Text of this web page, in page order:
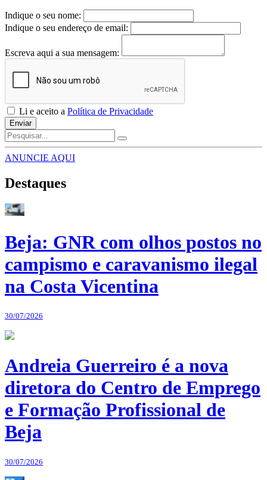
Indique o seu nome:
Indique o seu endereço de email:
Escreva aqui a sua mensagem:
Li e aceito a Política de Privacidade
Enviar
ANUNCIE AQUI
Destaques
Beja: GNR com olhos postos no
campismo e caravanismo ilegal
na Costa Vicentina
30/07/2026
Andreia Guerreiro é a nova
diretora do Centro de Emprego
e Formação Profissional de
Beja
30/07/2026